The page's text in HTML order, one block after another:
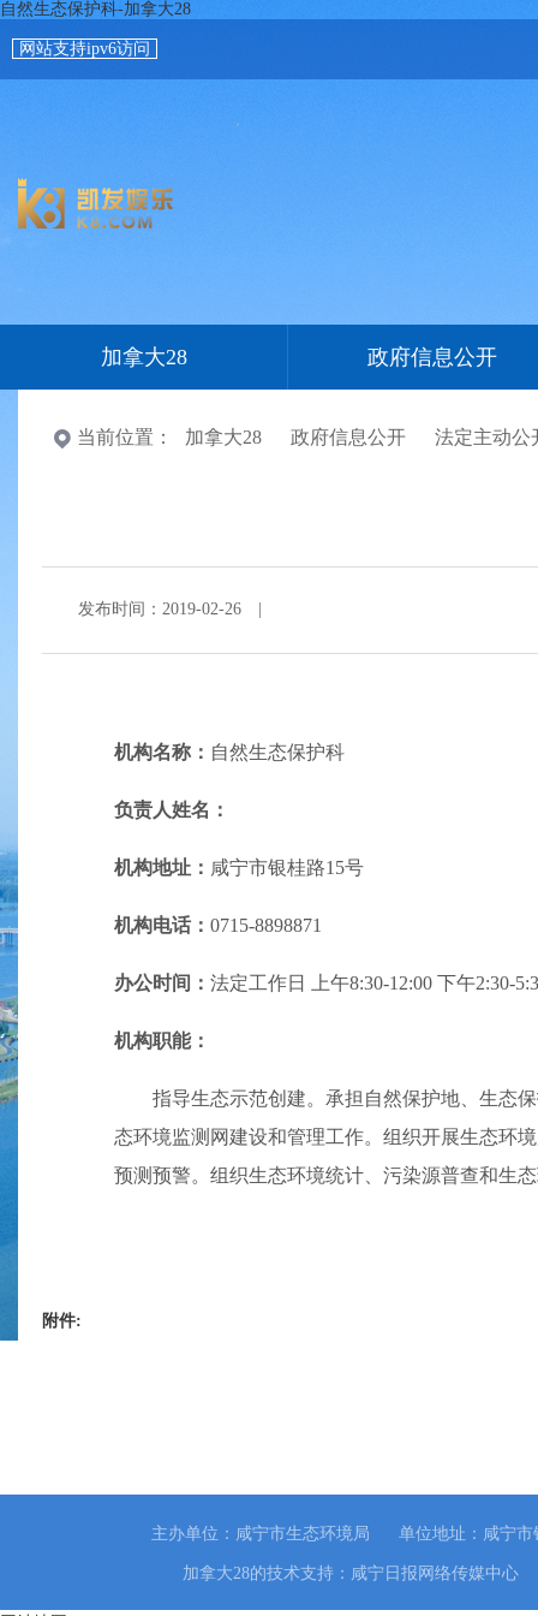
自然生态保护科-加拿大28
网站支持ipv6访问
加拿大28 政府信息公开
当前位置： 加拿大28 政府信息公开 法定主动公
发布时间：2019-02-26
机构名称： 自然生态保护科
负责人姓名：
机构地址： 咸宁市银桂路15号
机构电话： 0715-8898871
办公时间： 法定工作日 上午8:30-12:00 下午2:30-
机构职能：
指导生态示范创建。承担自然保护地、生态
态环境监测网建设和管理工作。组织开展生态环
预测预警。组织生态环境统计、污染源普查和生
附件:
主办单位：咸宁市生态环境局 单位地址：咸宁市
加拿大28的技术支持：咸宁日报网络传媒中心